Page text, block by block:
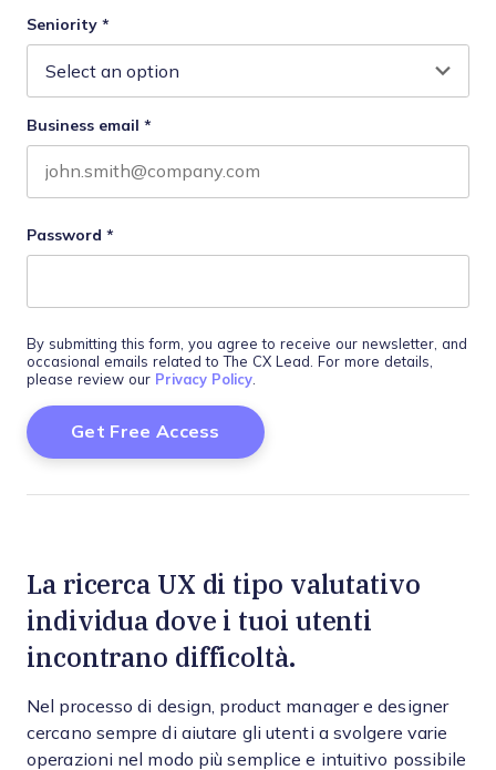
Seniority *
Business email *
Password *
By submitting this form, you agree to receive our newsletter, and
occasional emails related to The CX Lead. For more details,
please review our Privacy Policy.
La ricerca UX di tipo valutativo
individua dove i tuoi utenti
incontrano difficoltà.
Nel processo di design, product manager e designer
cercano sempre di aiutare gli utenti a svolgere varie
operazioni nel modo più semplice e intuitivo possibile